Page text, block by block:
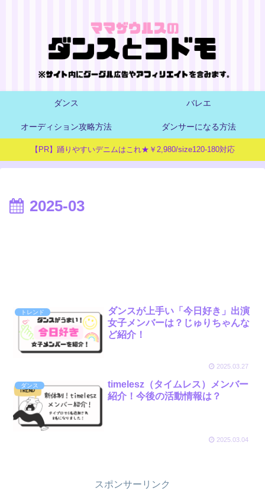
ダンス バレエ
オーディション攻略方法 ダンサーになる方法
【PR】踊りやすいデニムはこれ★￥2,980/size120-180対応
2025-03
トレンド
ダンスが上手い「今日好き」出演
女子メンバーは？じゅりちゃんな
ど紹介！
2025.03.27
ダンス
timelesz（タイムレス）メンバー
紹介！今後の活動情報は？
2025.03.04
スポンサーリンク